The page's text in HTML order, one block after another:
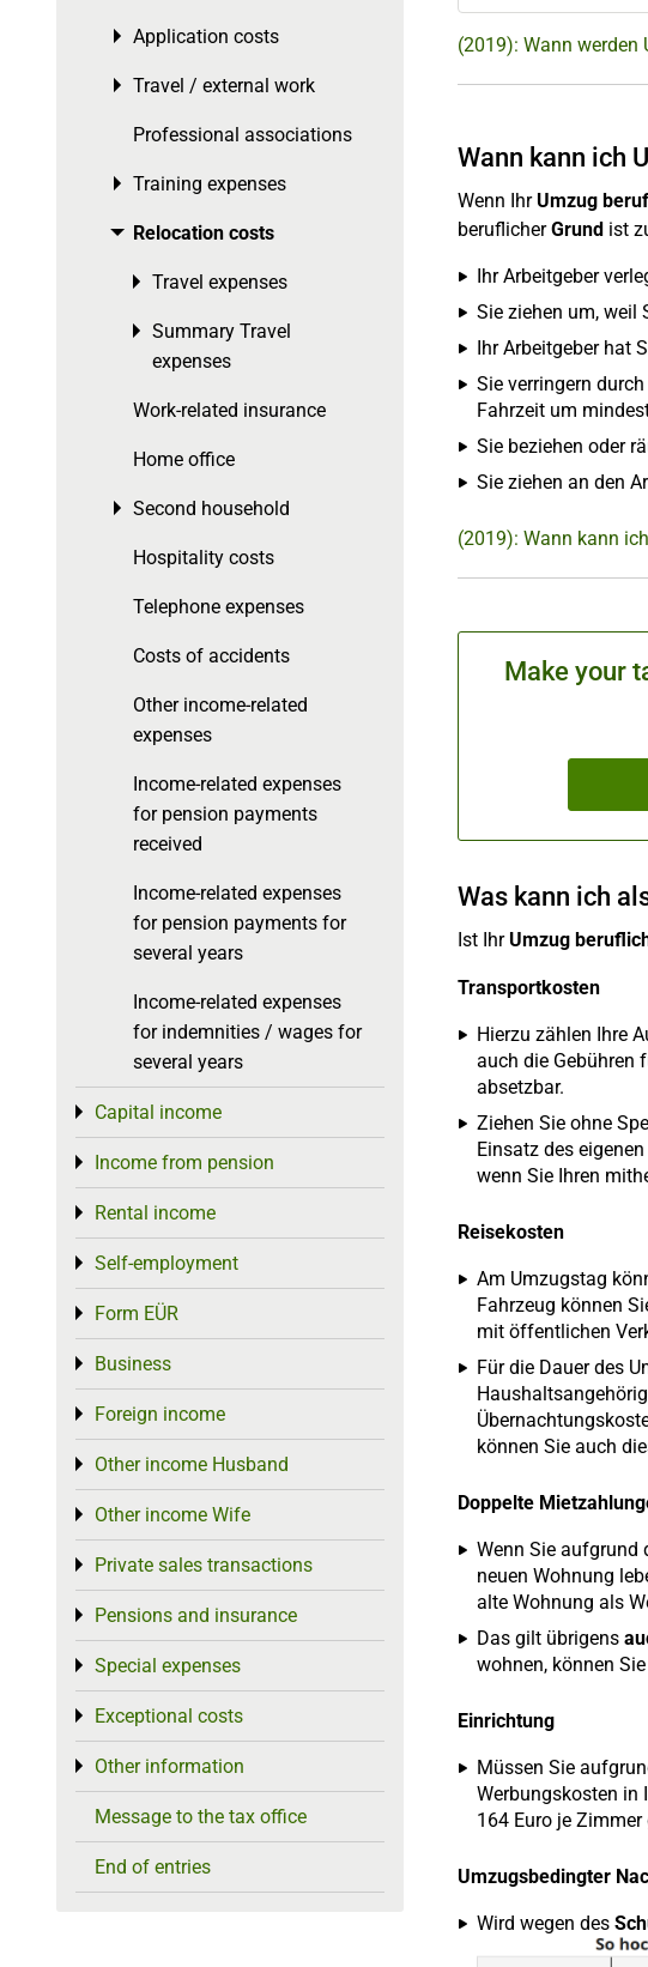
(2019): Wann werden
Wann kann ich
Wenn Ihr Umzug
beruflicherGrund ist
Ihr Arbeitgeber
Sie ziehen um, weil
Ihr Arbeitgeber hat
Sie verringern
Fahrzeit um
Sie beziehen oder
Sie ziehen an den
(2019): Wann kann
Make your
Was kann ich
Ist IhrUmzug
Transportkosten
Hierzu zählen Ihre
auch die Gebühren
absetzbar.
Ziehen Sie ohne
Einsatz des
wenn Sie Ihren
Reisekosten
Am Umzugstag
Fahrzeug können
mit öffentlichen
Für die Dauer des
können Sie auch
Doppelte
Wenn Sie aufgrund
neuen Wohnung
alte Wohnung als
Das gilt übrigens
wohnen, können
Einrichtung
Müssen Sie
Werbungskosten in
164 Euro je
Umzugsbedingter
Wird wegen des
Application costs
Toggle menu
Travel / external work
Toggle menu
Professional associations
Training expenses
Toggle menu
Relocation costs
Toggle menu
Travel expenses
Toggle menu
Summary Travel
expenses
Toggle menu
Work-related insurance
Home office
Second household
Toggle menu
Hospitality costs
Telephone expenses
Costs of accidents
Other income-related
expenses
Income-related expenses
for pension payments
received
Income-related expenses
for pension payments for
several years
Income-related expenses
for indemnities / wages for
several years
Capital income
Toggle menu
Income from pension
Toggle menu
Rental income
Toggle menu
Self-employment
Toggle menu
Form EÜR
Toggle menu
Business
Toggle menu
Foreign income
Toggle menu
Other income Husband
Toggle menu
Other income Wife
Toggle menu
Private sales transactions
Toggle menu
Pensions and insurance
Toggle menu
Special expenses
Toggle menu
Exceptional costs
Toggle menu
Other information
Toggle menu
Message to the tax office
End of entries